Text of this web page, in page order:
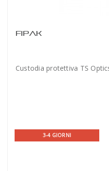
FIPAK
Custodia protettiva TS
3-4 GIORNI